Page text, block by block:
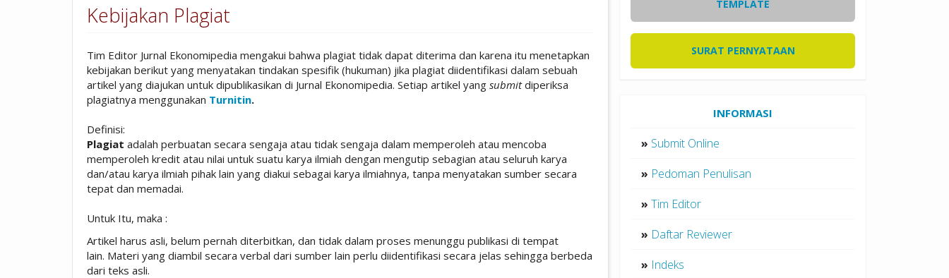
Kebijakan Plagiat
Tim Editor Jurnal Ekonomipedia mengakui bahwa plagiat tidak dapat diterima dan karena itu menetapkan
kebijakan berikut yang menyatakan tindakan spesifik (hukuman) jika plagiat diidentifikasi dalam sebuah
artikel yang diajukan untuk dipublikasikan di Jurnal Ekonomipedia. Setiap artikel yang submitdiperiksa
plagiatnya menggunakan Turnitin.
Definisi:
Plagiat adalah perbuatan secara sengaja atau tidak sengaja dalam memperoleh atau mencoba
memperoleh kredit atau nilai untuk suatu karya ilmiah dengan mengutip sebagian atau seluruh karya
dan/atau karya ilmiah pihak lain yang diakui sebagai karya ilmiahnya, tanpa menyatakan sumber secara
tepat dan memadai.
Untuk Itu, maka :
Artikel harus asli, belum pernah diterbitkan, dan tidak dalam proses menunggu publikasi di tempat
lain. Materi yang diambil secara verbal dari sumber lain perlu diidentifikasi secara jelas sehingga berbeda
dari teks asli.
TEMPLATE
SURAT PERNYATAAN
INFORMASI
» Submit Online
» Pedoman Penulisan
» Tim Editor
» Daftar Reviewer
» Indeks